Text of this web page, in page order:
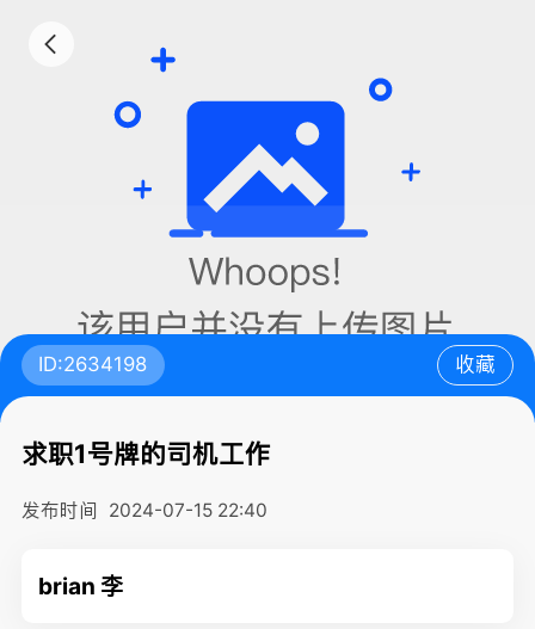
ID:2634198 收藏
求职1号牌的司机工作
发布时间 2024-07-15 22:40
brian 李